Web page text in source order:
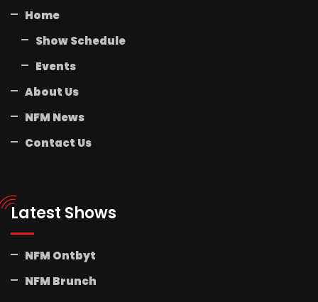
Home
Show Schedule
Events
About Us
NFM News
Contact Us
Latest Shows
NFM Ontbyt
NFM Brunch